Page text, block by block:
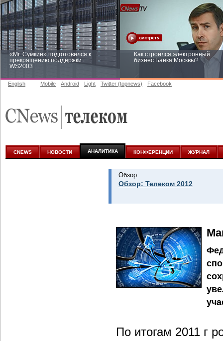
«Mr. Сумкин» подготовился к
прекращению поддержки
WS2003
Как строился электронный
бизнес Банка Москвы?
аналитике
English Mobile Android Light Twitter (topnews) Facebook
CNEWS НОВОСТИ АНАЛИТИКА КОНФЕРЕНЦИИ ЖУРНАЛ
Обзор
Обзор: Телеком 2012
По итогам 2011 г